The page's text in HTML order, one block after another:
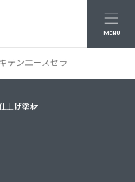
MENU
テンエースセラ
上げ塗材